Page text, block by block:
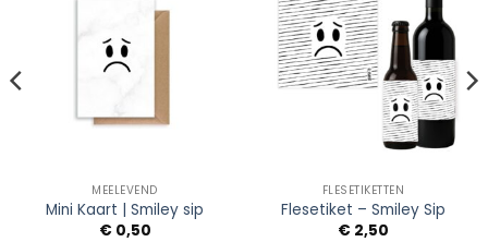
MEELEVEND
Mini Kaart | Smiley sip
€0,50
Add to
Wishlist
FLESETIKETTEN
Flesetiket – Smiley Sip
€ 2,50